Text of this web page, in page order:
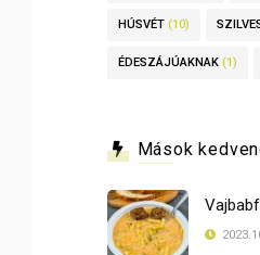
HÚSVÉT (10)
ÉDESZÁJÚAKNAK (1)
Mások